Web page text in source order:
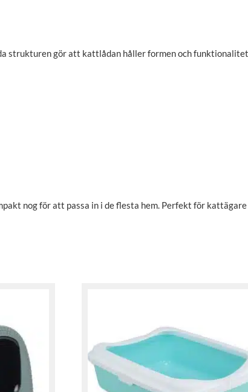
strukturen gör att kattlådan håller formen och
nog för att passa in i de flesta hem. Perfekt för kattägare